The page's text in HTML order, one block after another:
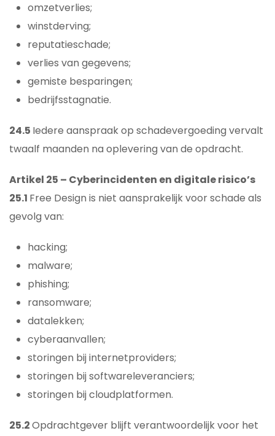
omzetverlies;
winstderving;
reputatieschade;
verlies van gegevens;
gemiste besparingen;
bedrijfsstagnatie.
24.5 Iedere aanspraak op schadevergoeding vervalt
twaalf maanden na oplevering van de opdracht.
Artikel 25 – Cyberincidenten en digitale risico’s
25.1 Free Design is niet aansprakelijk voor schade als
gevolg van:
hacking;
malware;
phishing;
ransomware;
datalekken;
cyberaanvallen;
storingen bij internetproviders;
storingen bij softwareleveranciers;
storingen bij cloudplatformen.
25.2Opdrachtgever blijft verantwoordelijk voor het